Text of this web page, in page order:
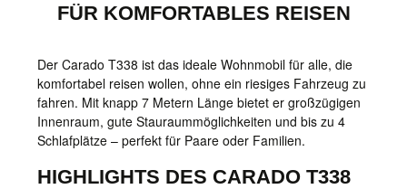
FÜR KOMFORTABLES REISEN
Der Carado T338 ist das ideale Wohnmobil für alle, die
komfortabel reisen wollen, ohne ein riesiges Fahrzeug zu
fahren. Mit knapp 7 Metern Länge bietet er großzügigen
Innenraum, gute Stauraummöglichkeiten und bis zu 4
Schlafplätze – perfekt für Paare oder Familien.
HIGHLIGHTS DES CARADO T338